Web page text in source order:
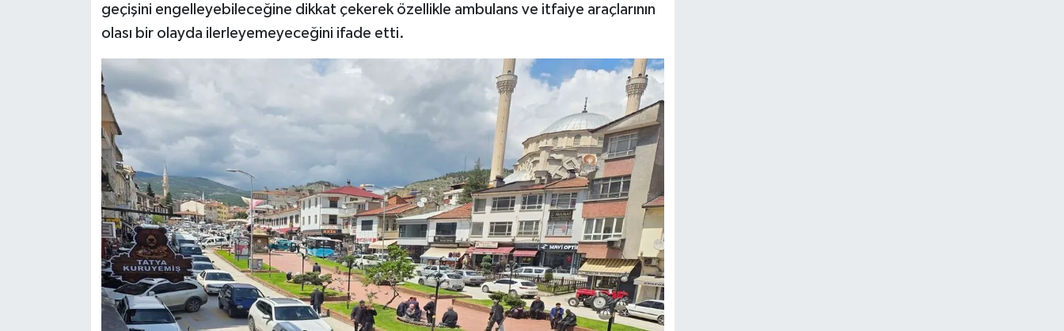
geçişini engelleyebileceğine dikkat çekerek özellikle ambulans ve itfaiye araçlarının
olası bir olayda ilerleyemeyeceğini ifade etti.